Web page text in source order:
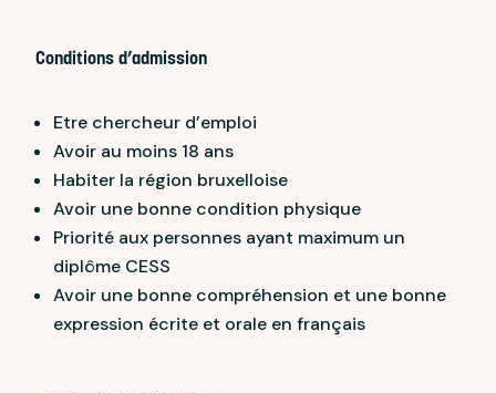
Conditions d’admission
Etre chercheur d’emploi
Avoir au moins 18 ans
Habiter la région bruxelloise
Avoir une bonne condition physique
Priorité aux personnes ayant maximum un
diplôme CESS
Avoir une bonne compréhension et une bonne
expression écrite et orale en français